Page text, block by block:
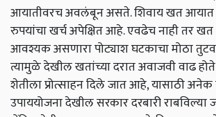
आयातीवरच अवलंबून असते. शिवाय खत आयात
रुपयांचा खर्च अपेक्षित आहे. एवढेच नाही तर
आवश्यक असणारा पोट्याश घटकाचा मोठा
त्यामुळे देखील खतांच्या दरात अवाजवी वाढ
शेतीला प्रोत्साहन दिले जात आहे, यासाठी अनेक
उपाययोजना देखील सरकार दरबारी राबविल्या